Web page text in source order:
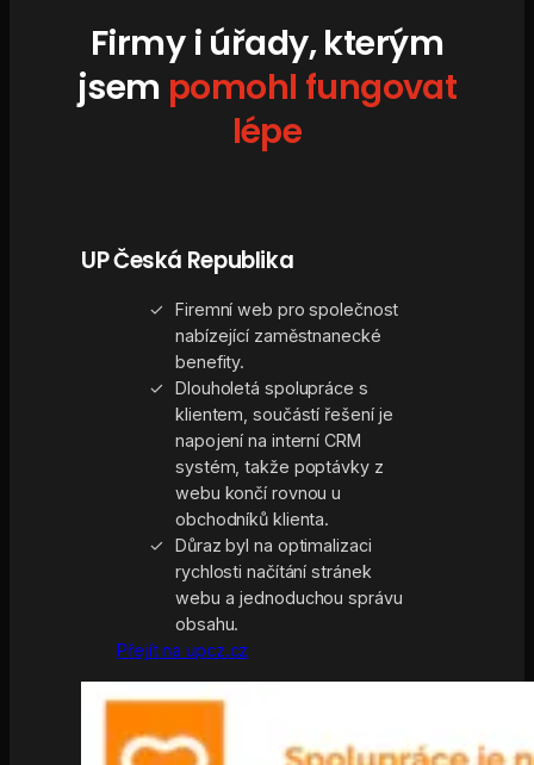
Firmy i úřady, kterým
jsem pomohl fungovat
lépe
UP Česká Republika
Firemní web pro společnost
nabízející zaměstnanecké
benefity.
Dlouholetá spolupráce s
klientem, součástí řešení je
napojení na interní CRM
systém, takže poptávky z
webu končí rovnou u
obchodníků klienta.
Důraz byl na optimalizaci
rychlosti načítání stránek
webu a jednoduchou správu
obsahu.
Přejít na upcz.cz